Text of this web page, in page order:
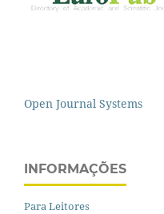
Open Journal Systems
INFORMAÇÕES
Para Leitores